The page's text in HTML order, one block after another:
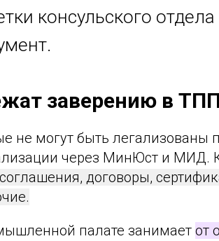
консульского
заверению в
не могут быть легализованы
через МинЮст и МИД.
договоры,
палате занимает от